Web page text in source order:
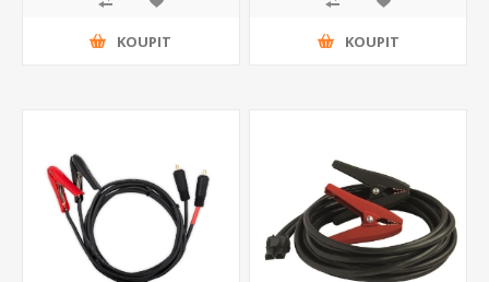
KOUPIT KOUPIT